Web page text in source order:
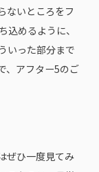
ないところをフ
込めるように、
いった部分まで
、アフター5のご
ぜひ一度見てみ